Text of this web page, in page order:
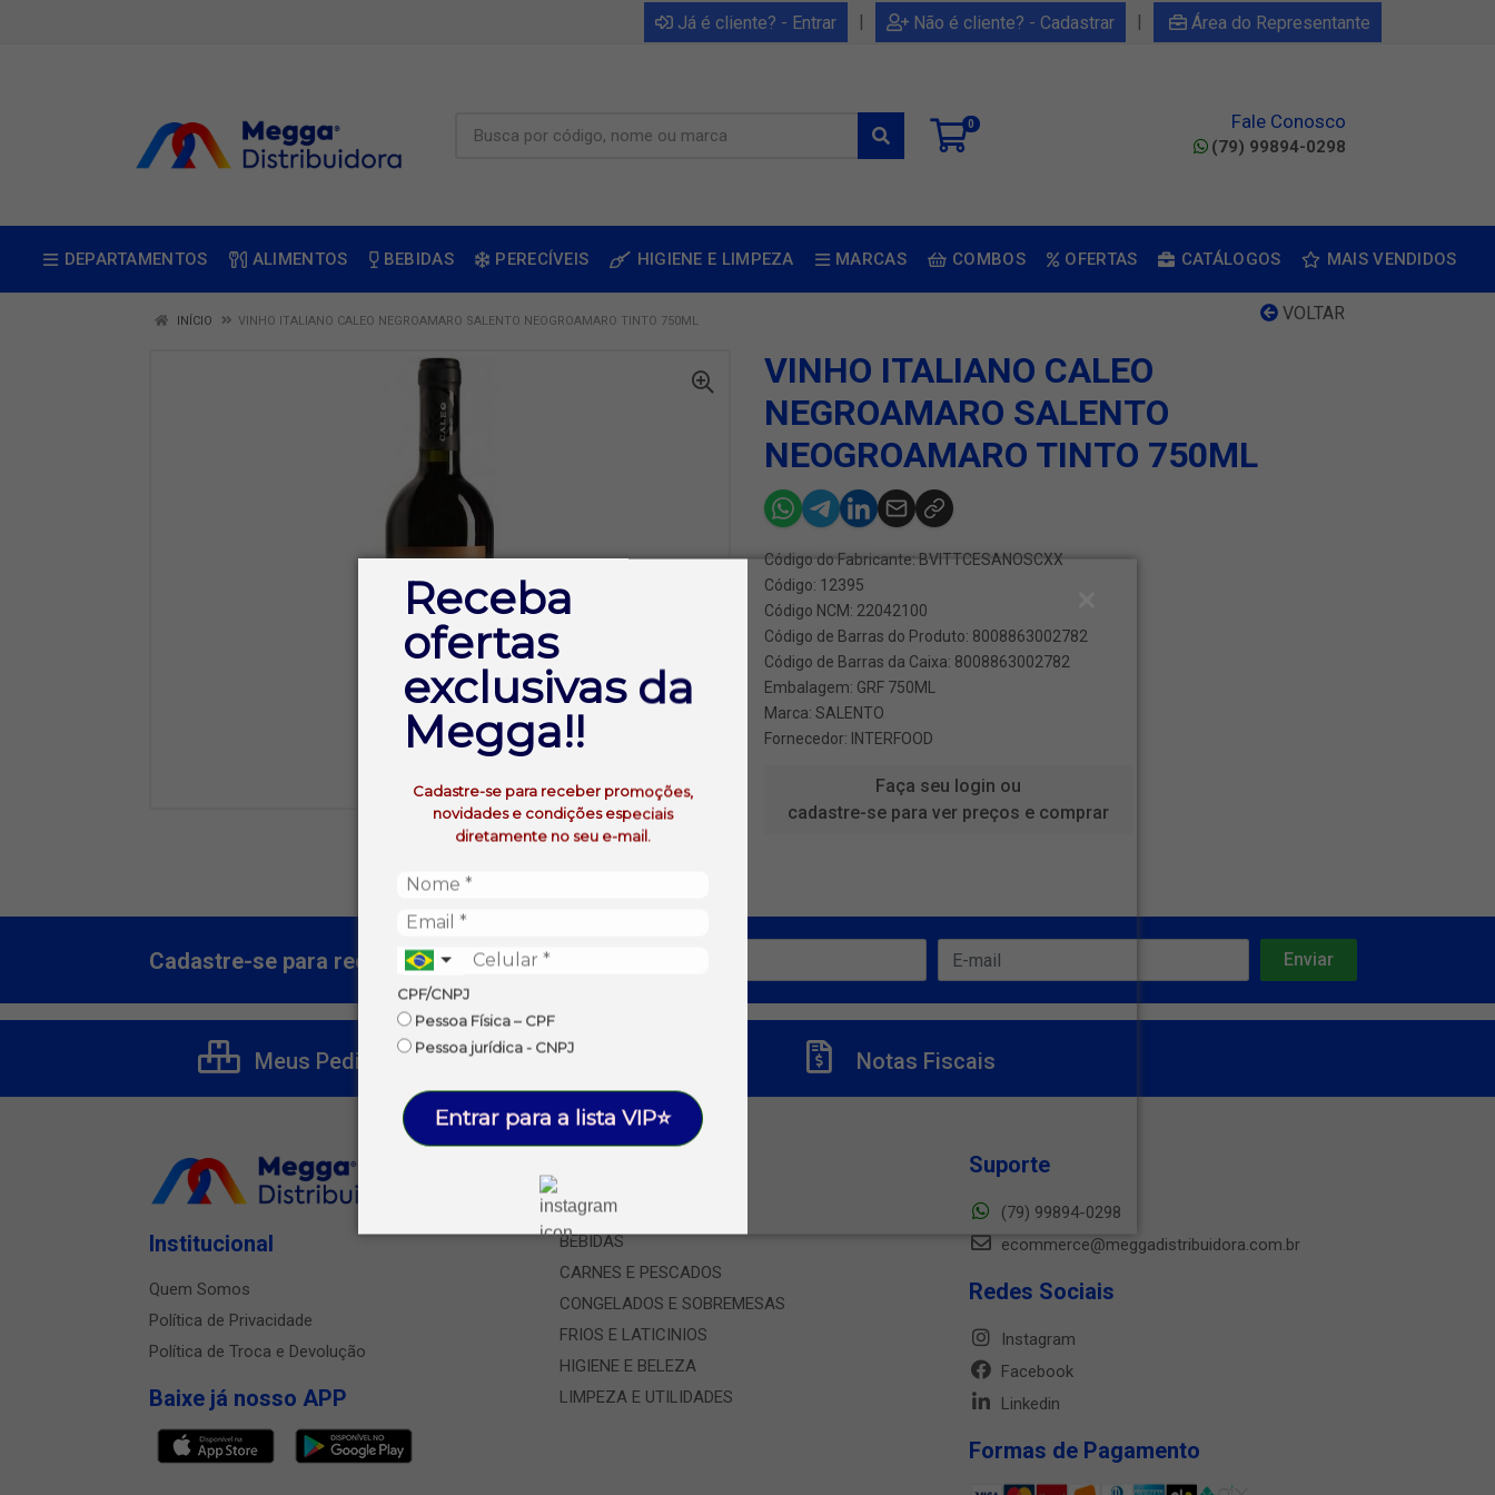
Receba
ofertas
exclusivas da
Megga!!
Cadastre-se para receber promoções,
novidades e condições especiais
diretamente no seu e-mail.
CPF/CNPJ
Pessoa Física – CPF
Pessoa jurídica - CNPJ
Entrar para a lista VIP⭐
Já é cliente? - Entrar | Não é cliente? - Cadastrar | Área do Representante
0 Fale Conosco
(79) 99894-0298
DEPARTAMENTOS ALIMENTOS BEBIDAS PERECÍVEIS HIGIENE E LIMPEZA MARCAS COMBOS OFERTAS CATÁLOGOS MAIS VENDIDOS
VOLTAR
INÍCIO VINHO ITALIANO CALEO NEGROAMARO SALENTO NEOGROAMARO TINTO 750ML
VINHO ITALIANO CALEO
NEGROAMARO SALENTO
NEOGROAMARO TINTO 750ML
Código do Fabricante: BVITTCESANOSCXX
Código: 12395
Código NCM: 22042100
Código de Barras do Produto: 8008863002782
Código de Barras da Caixa: 8008863002782
Embalagem: GRF 750ML
Marca: SALENTO
Fornecedor: INTERFOOD
Faça seu login ou
cadastre-se para ver preços e comprar
Cadastre-se para receber nossas ofertas!
Meus Pedidos Notas Fiscais
Institucional
Quem Somos
Política de Privacidade
Política de Troca e Devolução
Baixe já nosso APP
ALIMENTOS
BEBIDAS
CARNES E PESCADOS
CONGELADOS E SOBREMESAS
FRIOS E LATICINIOS
HIGIENE E BELEZA
LIMPEZA E UTILIDADES
Suporte
(79) 99894-0298
ecommerce@meggadistribuidora.com.br
Redes Sociais
Instagram
Facebook
Linkedin
Formas de Pagamento